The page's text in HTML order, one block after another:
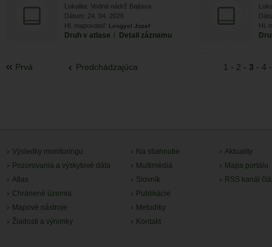
Lokalita: Vodná nádrž Bajtava
Dátum: 24. 04. 2026
Hl. mapovateľ: Lengyel Jozef
Druh v atlase | Detail záznamu
Hl.
Prvá Predchádzajúca 1 - 2 - 3 - 4
Výsledky monitoringu
Pozorovania a výskytové dáta
Atlas
Chránené územia
Mapové nástroje
Žiadosti a výnimky
Na stiahnutie
Multimédiá
Slovník
Publikácie
Metodiky
Kontakt
Aktuality
Mapa portálu
RSS kanál